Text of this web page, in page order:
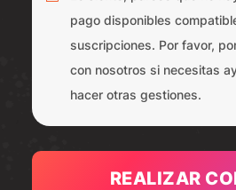
pago disponibles
suscripciones. Por favor,
con nosotros si necesitas
hacer otras gestiones.
REALIZAR